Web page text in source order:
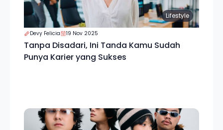
Lifestyle
Devy Felicia 19 Nov 2025
Tanpa Disadari, Ini Tanda Kamu Sudah
Punya Karier yang Sukses